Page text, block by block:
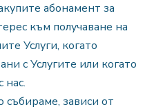
абонамент за
към получаване на
Услуги, когато
с Услугите или когато
нас.
зависи от